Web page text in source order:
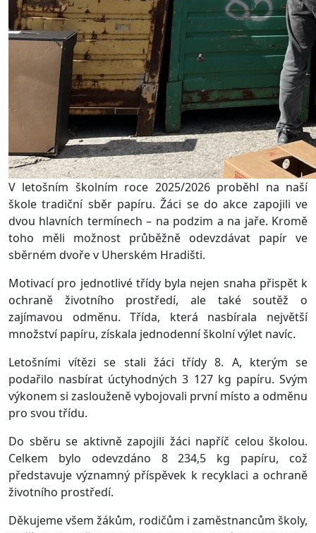
V letošním školním roce 2025/2026 proběhl na naší
škole tradiční sběr papíru. Žáci se do akce zapojili ve
dvou hlavních termínech – na podzim a na jaře. Kromě
toho měli možnost průběžně odevzdávat papír ve
sběrném dvoře v Uherském Hradišti.
Motivací pro jednotlivé třídy byla nejen snaha přispět k
ochraně životního prostředí, ale také soutěž o
zajímavou odměnu. Třída, která nasbírala největší
množství papíru, získala jednodenní školní výlet navíc.
Letošními vítězi se stali žáci třídy 8. A, kterým se
podařilo nasbírat úctyhodných 3 127 kg papíru. Svým
výkonem si zaslouženě vybojovali první místo a odměnu
pro svou třídu.
Do sběru se aktivně zapojili žáci napříč celou školou.
Celkem bylo odevzdáno 8 234,5 kg papíru, což
představuje významný příspěvek k recyklaci a ochraně
životního prostředí.
Děkujeme všem žákům, rodičům i zaměstnancům školy,